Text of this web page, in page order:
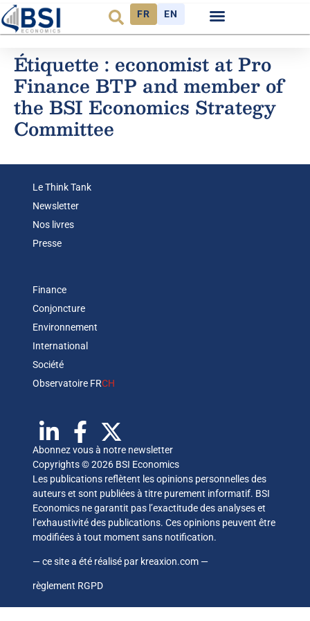
FR EN
Étiquette : economist at Pro
Finance BTP and member of
the BSI Economics Strategy
Committee
Le Think Tank
Newsletter
Nos livres
Presse
Finance
Conjoncture
Environnement
International
Société
Observatoire FRCH
Abonnez vous à notre newsletter
Copyrights © 2026 BSI Economics
Les publications reflètent les opinions personnelles des
auteurs et sont publiées à titre purement informatif. BSI
Economics ne garantit pas l’exactitude des analyses et
l’exhaustivité des publications. Ces opinions peuvent être
modifiées à tout moment sans notification.
— ce site a été réalisé par kreaxion.com —
règlement RGPD